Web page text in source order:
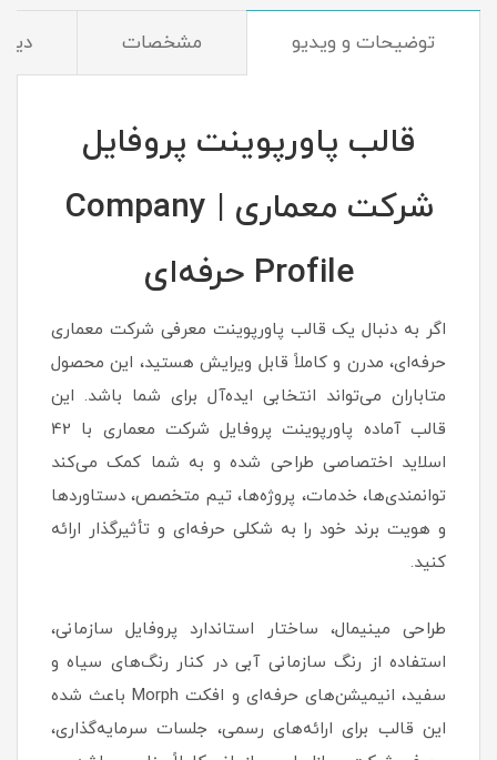
توضیحات و ویدیو مشخصات
قالب پاورپوینت پروفایل
شرکت معماری | Company
Profile حرفه‌ای
اگر به دنبال یک قالب پاورپوینت معرفی شرکت معماری
حرفه‌ای، مدرن و کاملاً قابل ویرایش هستید، این محصول
متاباران می‌تواند انتخابی ایده‌آل برای شما باشد. این
قالب آماده پاورپوینت پروفایل شرکت معماری با 42
اسلاید اختصاصی طراحی شده و به شما کمک می‌کند
توانمندی‌ها، خدمات، پروژه‌ها، تیم متخصص، دستاوردها
و هویت برند خود را به شکلی حرفه‌ای و تأثیرگذار ارائه
کنید.
طراحی مینیمال، ساختار استاندارد پروفایل سازمانی،
استفاده از رنگ سازمانی آبی در کنار رنگ‌های سیاه و
سفید، انیمیشن‌های حرفه‌ای و افکت Morph باعث شده
این قالب برای ارائه‌های رسمی، جلسات سرمایه‌گذاری،